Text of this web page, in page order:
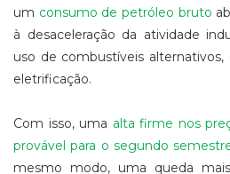
um consumo de petróleo bruto
à desaceleração da atividade
uso de combustíveis
eletrificação.
Com isso, uma alta firme nos
provável para o segundo
mesmo modo, uma queda